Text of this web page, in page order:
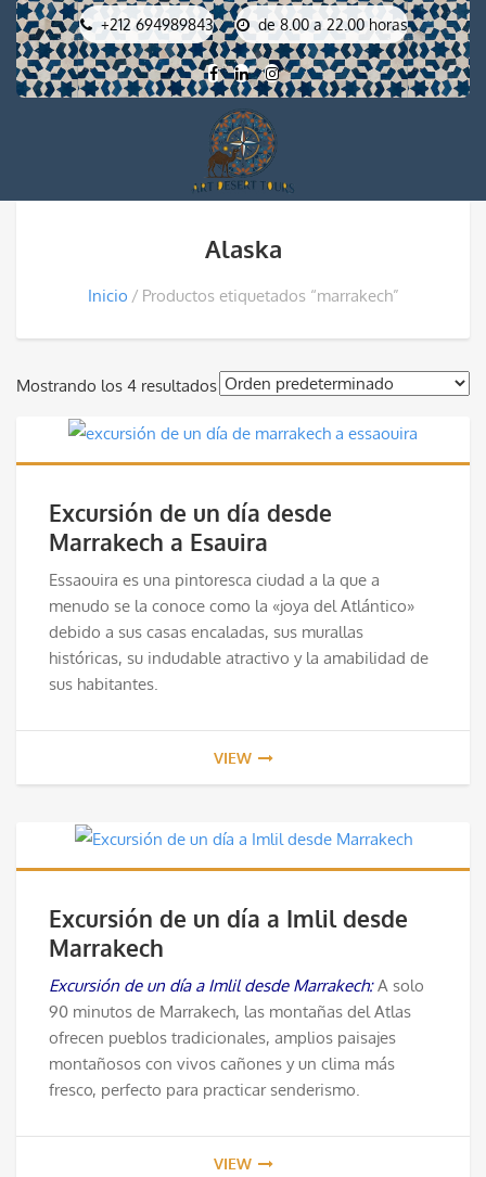
+212 694989843 de 8.00 a 22.00 horas
Alaska
Inicio Productos etiquetados “marrakech”
Mostrando los 4 resultados
Excursión de un día desde
Marrakech a Esauira
Essaouira es una pintoresca ciudad a la que a
menudo se la conoce como la «joya del Atlántico»
debido a sus casas encaladas, sus murallas
históricas, su indudable atractivo y la amabilidad de
sus habitantes.
VIEW
Excursión de un día a Imlil desde
Marrakech
Excursión de un día a Imlil desde Marrakech:A solo
90 minutos de Marrakech, las montañas del Atlas
ofrecen pueblos tradicionales, amplios paisajes
montañosos con vivos cañones y un clima más
fresco, perfecto para practicar senderismo.
VIEW